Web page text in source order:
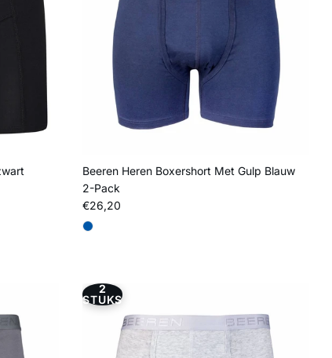
Beeren Heren Boxershort Met Gulp Blauw
2-Pack
Reguliere prijs
€26,20
2
STUKS